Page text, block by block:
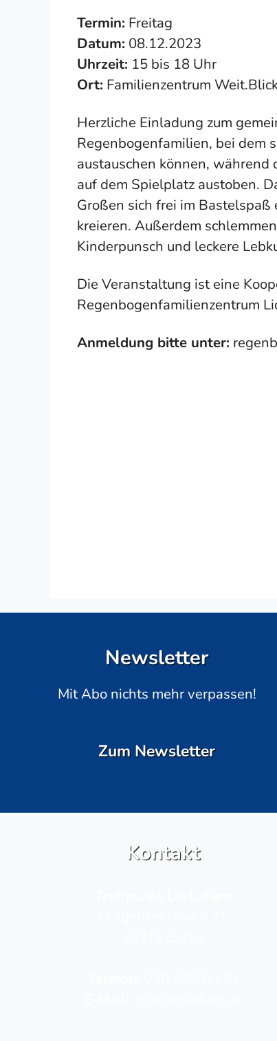
Termin: Freitag
Datum: 08.12.2023
Uhrzeit: 15 bis 18 Uhr
Ort: Familienzentrum
Herzliche Einladung zum
Regenbogenfamilien, bei dem
austauschen können, während
auf dem Spielplatz austoben.
Großen sich frei im
kreieren. Außerdem
Kinderpunsch und leckere
Die Veranstaltung ist eine
Regenbogenfamilienzentrum
Anmeldung bitte unter:
Newsletter
Mit Abo nichts mehr verpassen!
Zum Newsletter
Kontakt